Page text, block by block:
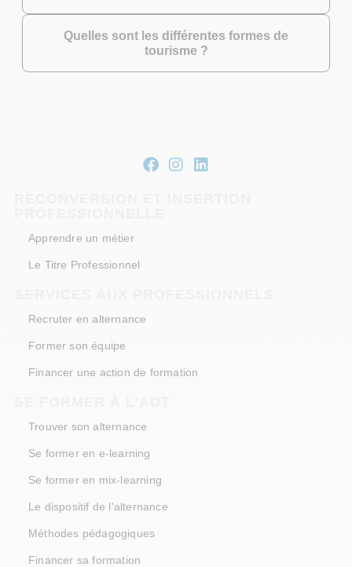
Quelles sont les différentes formes de
tourisme ?
Apprendre un métier
Le Titre Professionnel
Recruter en alternance
Former son équipe
Financer une action de formation
Trouver son alternance
Se former en e-learning
Se former en mix-learning
Le dispositif de l'alternance
Méthodes pédagogiques
Financer sa formation